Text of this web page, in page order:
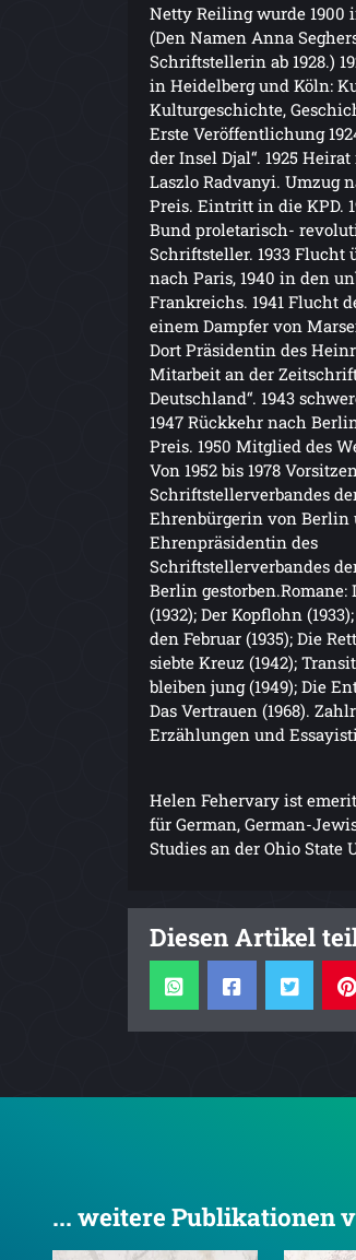
Netty Reiling wurde 1900
(Den Namen Anna
Schriftstellerin ab 1928.)
in Heidelberg und Köln:
Kulturgeschichte,
Erste Veröffentlichung
der Insel Djal“. 1925
Laszlo Radvanyi. Umzug
Preis. Eintritt in die KPD.
Bund proletarisch-
Schriftsteller. 1933 Flucht
nach Paris, 1940 in den
Frankreichs. 1941 Flucht
einem Dampfer von
Dort Präsidentin des
Mitarbeit an der
Deutschland“. 1943
1947 Rückkehr nach
Preis. 1950 Mitglied des
Von 1952 bis 1978
Schriftstellerverbandes
Ehrenbürgerin von Berlin
Ehrenpräsidentin des
Schriftstellerverbandes
Berlin gestorben.Romane:
(1932); Der Kopflohn
den Februar (1935); Die
siebte Kreuz (1942);
bleiben jung (1949); Die
Das Vertrauen (1968).
Erzählungen und
Helen Fehervary ist
für German, German-
Studies an der Ohio State
Diesen Artikel
... weitere Publikationen